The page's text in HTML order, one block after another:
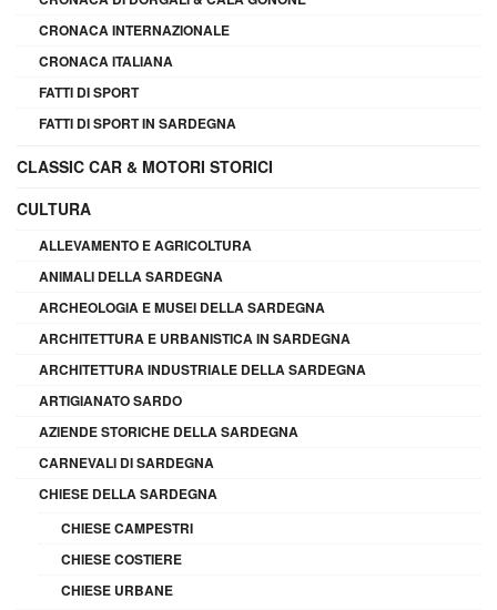
CRONACA INTERNAZIONALE
CRONACA ITALIANA
FATTI DI SPORT
FATTI DI SPORT IN SARDEGNA
CLASSIC CAR & MOTORI STORICI
CULTURA
ALLEVAMENTO E AGRICOLTURA
ANIMALI DELLA SARDEGNA
ARCHEOLOGIA E MUSEI DELLA SARDEGNA
ARCHITETTURA E URBANISTICA IN SARDEGNA
ARCHITETTURA INDUSTRIALE DELLA SARDEGNA
ARTIGIANATO SARDO
AZIENDE STORICHE DELLA SARDEGNA
CARNEVALI DI SARDEGNA
CHIESE DELLA SARDEGNA
CHIESE CAMPESTRI
CHIESE COSTIERE
CHIESE URBANE